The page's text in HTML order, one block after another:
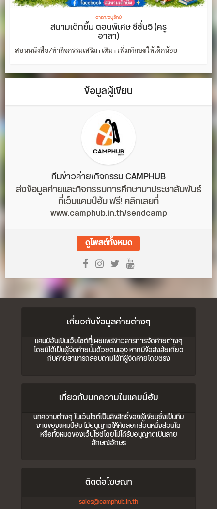
อาสา/อนุรักษ์
สนามเด็กยิ้ม ตอนพิเศษ ซีซั่น5 (ครู
อาสา)
สอนหนังสือ/ทำกิจกรรมเสริม+เติม+เพิ่มทักษะให้เด็กน้อย
ข้อมูลผู้เขียน
ทีมข่าวค่าย/กิจกรรม CAMPHUB
ส่งข้อมูลค่ายและกิจกรรมการศึกษามาประชาสัมพันธ์
ที่เว็บแคมป์ฮับ ฟรี! คลิกเลยที่
www.camphub.in.th/sendcamp
ดูโพสต์ทั้งหมด
เกี่ยวกับข้อมูลค่ายต่างๆ
แคมป์ฮับเป็นเว็บไซต์ที่เผยแพร่ข่าวสารการจัดค่ายต่างๆ
โดยมิได้เป็นผู้จัดค่ายนั้นด้วยตนเอง หากมีข้อสงสัยเกี่ยว
กับค่ายสามารถสอบถามได้ที่ผู้จัดค่ายโดยตรง
เกี่ยวกับบทความในแคมป์ฮับ
บทความต่างๆ ในเว็บไซต์เป็นลิขสิทธิ์ของผู้เขียนซึ่งเป็นทีม
งานของแคมป์ฮับ ไม่อนุญาตให้คัดลอกส่วนหนึ่งส่วนใด
หรือทั้งหมดของเว็บไซต์โดยไม่ได้รับอนุญาตเป็นลาย
ลักษณ์อักษร
ติดต่อโฆษณา
sales@camphub.in.th